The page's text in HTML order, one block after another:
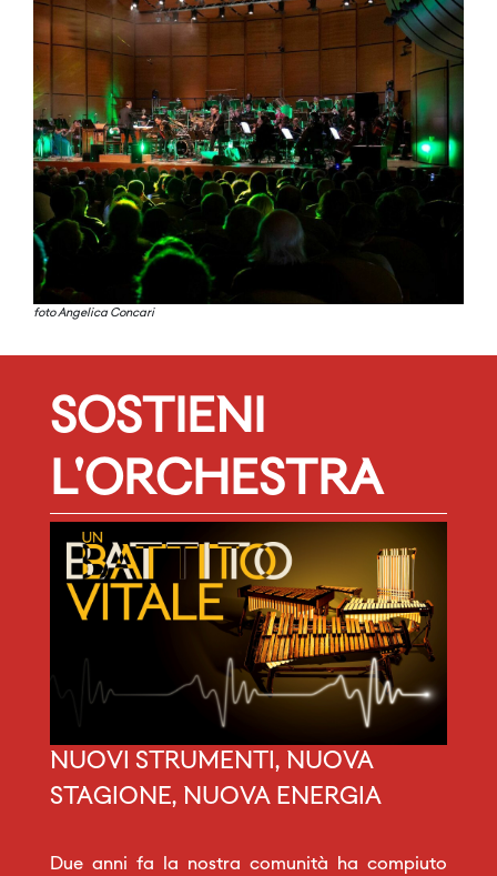
foto Angelica Concari
SOSTIENI
L'ORCHESTRA
NUOVI STRUMENTI, NUOVA
STAGIONE, NUOVA ENERGIA
Due anni fa la nostra comunità ha compiuto